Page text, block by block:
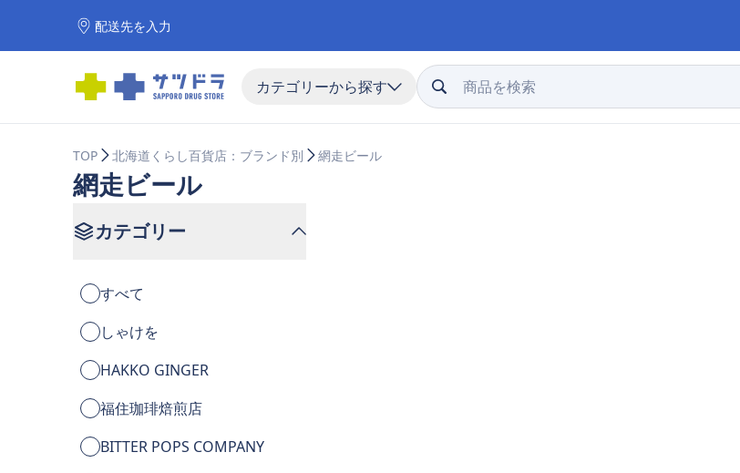
配送先を入力
カテゴリーから探す
TOP 北海道くらし百貨店：ブランド別 網走ビール
網走ビール
カテゴリー
すべて
しゃけを
HAKKO GINGER
福住珈琲焙煎店
BITTER POPS COMPANY